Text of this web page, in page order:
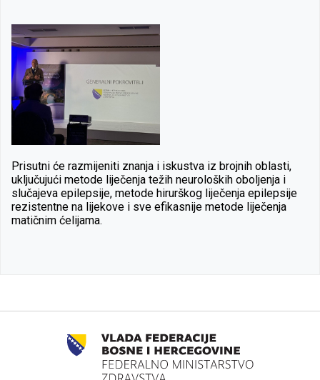
Prisutni će razmijeniti znanja i iskustva iz brojnih oblasti,
uključujući metode liječenja težih neuroloških oboljenja i
slučajeva epilepsije, metode hirurškog liječenja epilepsije
rezistentne na lijekove i sve efikasnije metode liječenja
matičnim ćelijama.